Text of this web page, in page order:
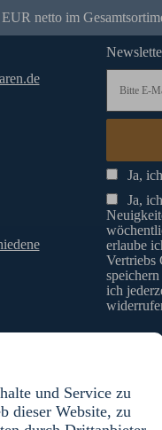
netto im
Ja,
Ja,
erlaube
Vertriebs
ich
AGB &
und Service zu
dieser Website, zu